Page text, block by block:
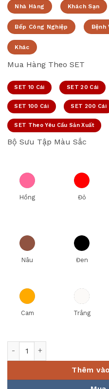
Nhà Hàng Khách Sạn
Bếp Công Nghiệp Bệnh
Khác
Mua Hàng Theo SET
SET 10 Cái SET 20 Cái
SET 100 Cái SET 200 Cái
SET Theo Yêu Cầu Sản Xuất
Bộ Sưu Tập Màu Sắc
Hồng Đỏ
Nâu Đen
Cam Trắng
Thêm